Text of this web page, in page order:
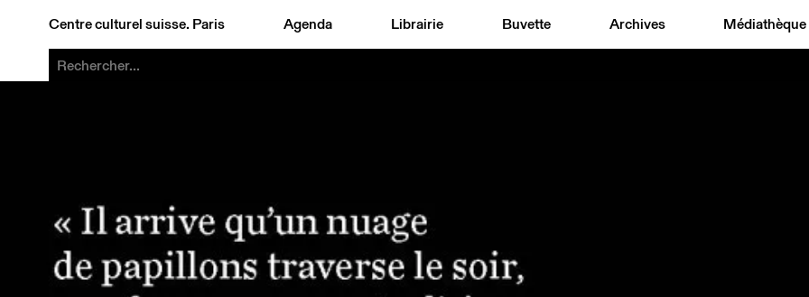
Centre culturel suisse. Paris Agenda Librairie Buvette Archives Médiathèque